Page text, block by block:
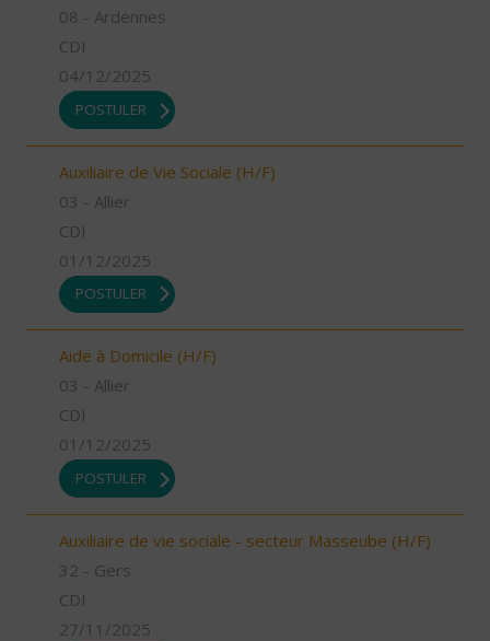
08 - Ardennes
CDI
04/12/2025
POSTULER
Auxiliaire de Vie Sociale (H/F)
03 - Allier
CDI
01/12/2025
POSTULER
Aide à Domicile (H/F)
03 - Allier
CDI
01/12/2025
POSTULER
Auxiliaire de vie sociale - secteur Masseube (H/F)
32 - Gers
CDI
27/11/2025